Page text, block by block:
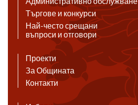
Търгове и конкурси
Най-често срещани
въпроси и отговори
Проекти
За Общината
Контакти